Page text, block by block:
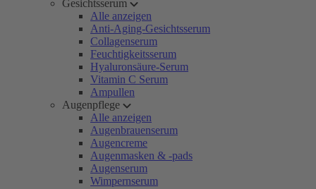
Gesichtsserum
Alle anzeigen
Anti-Aging-Gesichtsserum
Collagenserum
Feuchtigkeitsserum
Hyaluronsäure-Serum
Vitamin C Serum
Ampullen
Augenpflege
Alle anzeigen
Augenbrauenserum
Augencreme
Augenmasken & -pads
Augenserum
Wimpernserum